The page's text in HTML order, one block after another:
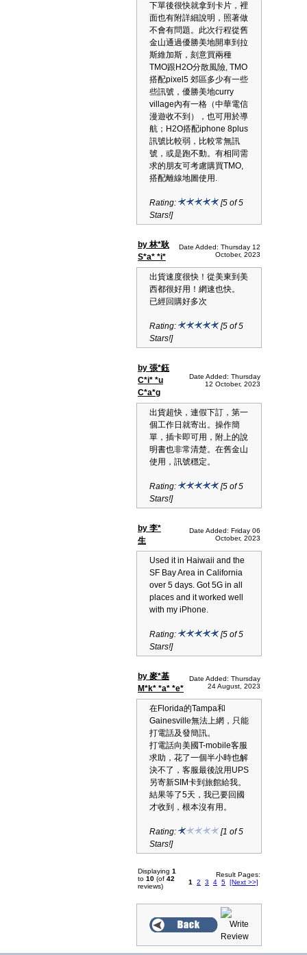
下單後很快就拿到卡片，裡
面也有附詳細說明，照著做
不會有問題。此次行程從舊
金山通過優勝美地開車到拉
斯維加斯，刻意買兩種
TMO跟H2O分散風險, TMO
搭配pixel5 郊區多少有一些
些訊號，優勝美地curry
village內有一格（中華電信
漫遊收不到），也可用於導
航；H2O搭配iphone 8plus
訊號比較弱，比較常無訊
號，或是跑不動。有相同需
求的朋友可考慮購買TMO,
搭配離線地圖使用.
Rating:
[5 of 5
Stars!]
by 林*耿
S*a* *i*
Date Added: Thursday 12
October, 2023
出貨速度很快！從美東到美
西都很好用！網速也快。
已經回購好多次
Rating:
[5 of 5
Stars!]
by 張*鈺
C*i* *u
C*a*g
Date Added: Thursday
12 October, 2023
出貨超快，連假下訂，第一
個工作日就寄出。操作簡
單，插卡即可用，附上的說
明書也非常清楚。在舊金山
使用，訊號穩定。
Rating:
[5 of 5
Stars!]
by 李*
生
Date Added: Friday 06
October, 2023
Used it in Haiwaii and the
SF Bay Area in California
over 5 days. Got 5G in all
places and it worked well
with my iPhone.
Rating:
[5 of 5
Stars!]
by 麥*基
M*k* *a* *e*
Date Added: Thursday
24 August, 2023
在Florida的Tampa和
Gainesville無法上網，只能
打電話及發簡訊。
打電話向美國T-mobile客服
求助，花了一個半小時也解
決不了，客服最後說用UPS
另寄新SIM卡到旅館給我。
結果等了5天，我已要回國
才收到，根本沒有用。
Rating:
[1 of 5
Stars!]
Displaying 1
to 10 (of 42
reviews)
Result Pages:
1
2 3 4 5 [Next >>]